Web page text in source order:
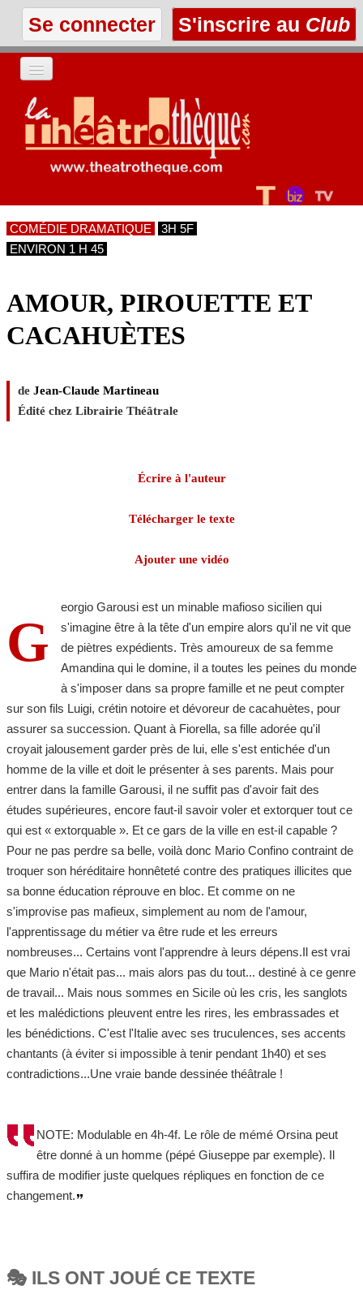
Se connecter S'inscrire au Club
ACCUEIL
LES TEXTES
LES ANNONCES
COMÉDIE DRAMATIQUE
3H 5F
ENVIRON 1 H 45
AMOUR, PIROUETTE ET
CACAHUÈTES
de Jean-Claude Martineau
Édité chez Librairie Théâtrale
Écrire à l'auteur
Télécharger le texte
Ajouter une vidéo
G
eorgio Garousi est un minable mafioso sicilien qui
s'imagine être à la tête d'un empire alors qu'il ne vit que
de piètres expédients. Très amoureux de sa femme
Amandina qui le domine, il a toutes les peines du monde
à s'imposer dans sa propre famille et ne peut compter
sur son fils Luigi, crétin notoire et dévoreur de cacahuètes, pour
assurer sa succession. Quant à Fiorella, sa fille adorée qu'il
croyait jalousement garder près de lui, elle s'est entichée d'un
homme de la ville et doit le présenter à ses parents. Mais pour
entrer dans la famille Garousi, il ne suffit pas d'avoir fait des
études supérieures, encore faut-il savoir voler et extorquer tout ce
qui est « extorquable ». Et ce gars de la ville en est-il capable ?
Pour ne pas perdre sa belle, voilà donc Mario Confino contraint de
troquer son héréditaire honnêteté contre des pratiques illicites que
sa bonne éducation réprouve en bloc. Et comme on ne
s'improvise pas mafieux, simplement au nom de l'amour,
l'apprentissage du métier va être rude et les erreurs
nombreuses... Certains vont l'apprendre à leurs dépens.Il est vrai
que Mario n'était pas... mais alors pas du tout... destiné à ce genre
de travail... Mais nous sommes en Sicile où les cris, les sanglots
et les malédictions pleuvent entre les rires, les embrassades et
les bénédictions. C'est l'Italie avec ses truculences, ses accents
chantants (à éviter si impossible à tenir pendant 1h40) et ses
contradictions...Une vraie bande dessinée théâtrale !
NOTE: Modulable en 4h-4f. Le rôle de mémé Orsina peut
être donné à un homme (pépé Giuseppe par exemple). Il
suffira de modifier juste quelques répliques en fonction de ce
changement.
🎭 ILS ONT JOUÉ CE TEXTE